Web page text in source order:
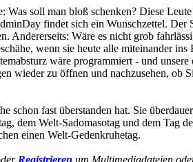
soll man bloß schenken? Diese
findet sich ein Wunschzettel. Der
Andererseits: Wäre es nicht grob
wenn sie heute alle miteinander
wäre programmiert - und
wieder zu öffnen und nachzusehen, ob
fast überstanden hat. Sie
dem Welt-Sadomasotag und dem Tag
einen Welt-Gedenkruhetag.
Registrieren um Multimediadateien